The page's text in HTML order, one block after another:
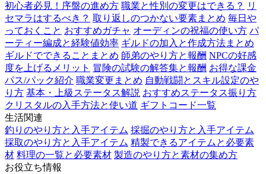
初心者必見！序盤の進め方 職業と性別の変更はできる？
リ
セマラはするべき？ 取り返しのつかない要素まとめ 毎日や
っておくこと おすすめガチャ オーディンの祝福の使い方 パ
ーティー編成と経験値効率 ギルドの加入と作成方法まとめ
ギルドでできることまとめ 師弟のやり方と報酬 NPCの好感
度を上げるメリット 冒険の試験の解答集と報酬 お得な課金
パス/パック紹介 職業変更まとめ 自動戦闘とスキル設定のや
り方 基本・上級ステータス解説 おすすめステータス振り方
クリスタルの入手方法と使い道 ギフトコード一覧
生活関連
釣りのやり方と入手アイテム 採掘のやり方と入手アイテム
採取のやり方と入手アイテム 精製できるアイテムと必要素
材 料理の一覧と必要素材 製造のやり方と素材の集め方
お役立ち情報